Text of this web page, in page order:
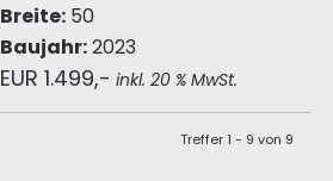
Breite:50
Baujahr:2023
EUR 1.499,- inkl. 20 % MwSt.
Treffer 1 - 9 von 9